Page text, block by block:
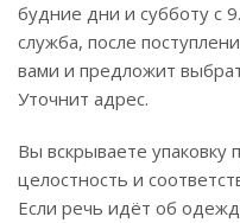
будние дни и субботу с
служба, после
вами и предложит
Уточнит адрес.
Вы вскрываете упаковку
целостность и
Если речь идёт об